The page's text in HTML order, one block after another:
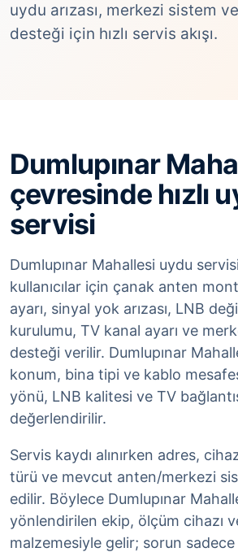
uydu arızası, merkezi sistem
desteği için hızlı servis akışı.
Dumlupınar
çevresinde hızlı
servisi
Dumlupınar Mahallesi uydu
kullanıcılar için çanak anten
ayarı, sinyal yok arızası, LNB
kurulumu, TV kanal ayarı ve
desteği verilir. Dumlupınar
konum, bina tipi ve kablo
yönü, LNB kalitesi ve TV
değerlendirilir.
Servis kaydı alınırken adres,
türü ve mevcut anten/merkezi
edilir. Böylece Dumlupınar
yönlendirilen ekip, ölçüm cihazı
malzemesiyle gelir; sorun